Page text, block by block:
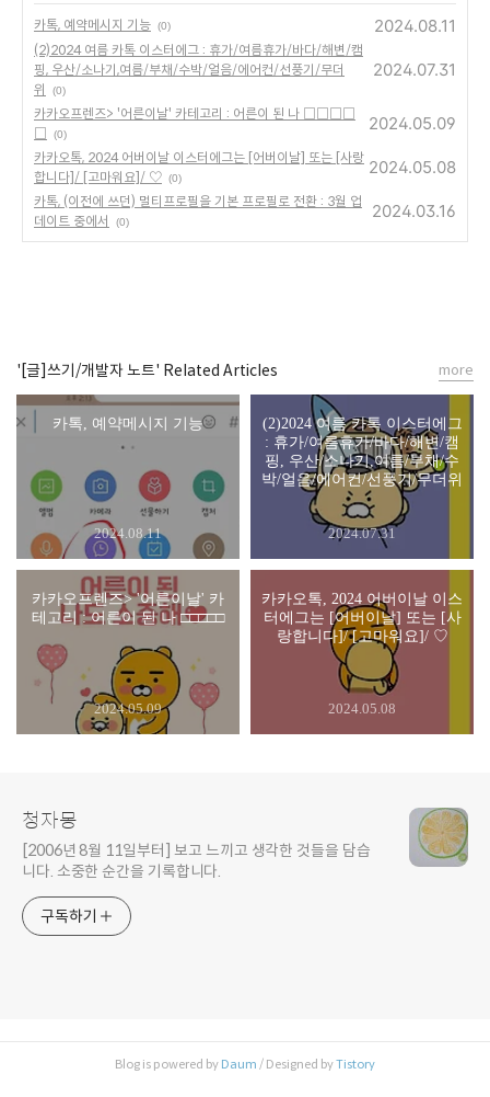
카톡, 예약메시지 기능 (0) 2024.08.11
(2)2024 여름 카톡 이스터에그 : 휴가/여름휴가/바다/해변/캠
핑, 우산/소나기,여름/부채/수박/얼음/에어컨/선풍기/무더
위
(0)
2024.07.31
카카오프렌즈> '어른이날' 카테고리 : 어른이 된 나 □□□□
□
(0)
2024.05.09
카카오톡, 2024 어버이날 이스터에그는 [어버이날] 또는 [사랑
합니다]/ [고마워요]/ ♡ (0)
2024.05.08
카톡, (이전에 쓰던) 멀티프로필을 기본 프로필로 전환 : 3월 업
데이트 중에서
(0)
2024.03.16
'[글]쓰기/개발자 노트' Related Articles
카톡, 예약메시지 기능
2024.08.11
(2)2024 여름 카톡 이스터에그
: 휴가/여름휴가/바다/해변/캠
핑, 우산/소나기,여름/부채/수
박/얼음/에어컨/선풍기/무더위
2024.07.31
카카오프렌즈> '어른이날' 카
테고리 : 어른이 된 나 □□□□□
2024.05.09
카카오톡, 2024 어버이날 이스
터에그는 [어버이날] 또는 [사
랑합니다]/ [고마워요]/ ♡
2024.05.08
more
청자몽
[2006년 8월 11일부터] 보고 느끼고 생각한 것들을 담습
니다. 소중한 순간을 기록합니다.
구독하기
Blog is powered by Daum / Designed byTistory